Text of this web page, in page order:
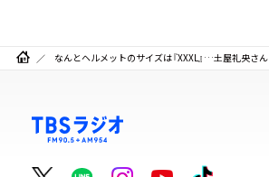
なんとヘルメットのサイズは『XXXL』…土屋礼央さん